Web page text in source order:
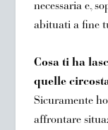
necessaria e,
abituati a fine
Cosa ti ha
quelle
Sicuramente
affrontare